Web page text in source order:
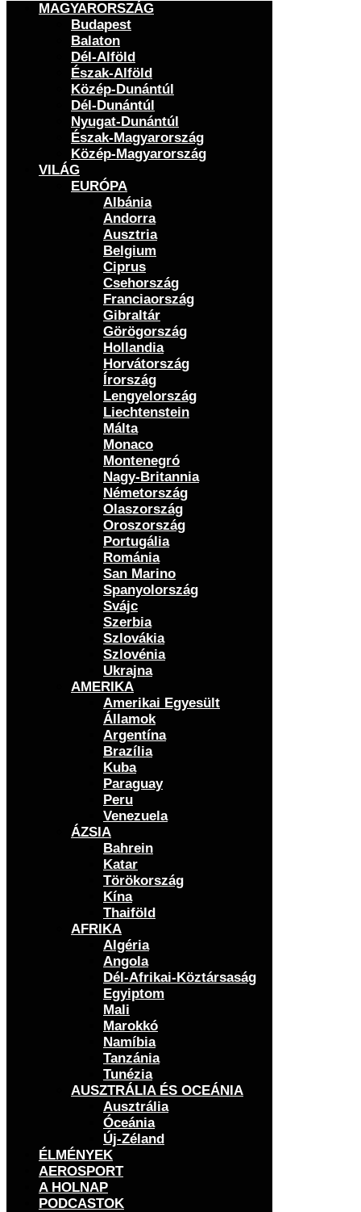
MAGYARORSZÁG
Budapest
Balaton
Dél-Alföld
Észak-Alföld
Közép-Dunántúl
Dél-Dunántúl
Nyugat-Dunántúl
Észak-Magyarország
Közép-Magyarország
VILÁG
EURÓPA
Albánia
Andorra
Ausztria
Belgium
Ciprus
Csehország
Franciaország
Gibraltár
Görögország
Hollandia
Horvátország
Írország
Lengyelország
Liechtenstein
Málta
Monaco
Montenegró
Nagy-Britannia
Németország
Olaszország
Oroszország
Portugália
Románia
San Marino
Spanyolország
Svájc
Szerbia
Szlovákia
Szlovénia
Ukrajna
AMERIKA
Amerikai Egyesült
Államok
Argentína
Brazília
Kuba
Paraguay
Peru
Venezuela
ÁZSIA
Bahrein
Katar
Törökország
Kína
Thaiföld
AFRIKA
Algéria
Angola
Dél-Afrikai-Köztársaság
Egyiptom
Mali
Marokkó
Namíbia
Tanzánia
Tunézia
AUSZTRÁLIA ÉS OCEÁNIA
Ausztrália
Óceánia
Új-Zéland
ÉLMÉNYEK
AEROSPORT
A HOLNAP
PODCASTOK